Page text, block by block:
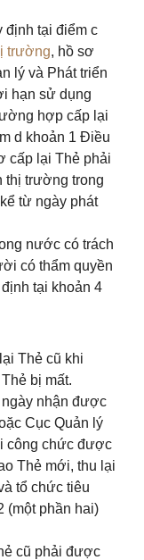
định tại điểm c
trường, hồ sơ
lý và Phát triển
hạn sử dụng
hợp cấp lại
d khoản 1 Điều
cấp lại Thẻ phải
thị trường trong
từ ngày phát
nước có trách
có thẩm quyền
tại khoản 4
Thẻ cũ khi
bị mất.
nhận được
Cục Quản lý
công chức được
Thẻ mới, thu lại
tổ chức tiêu
(một phần hai)
cũ phải được